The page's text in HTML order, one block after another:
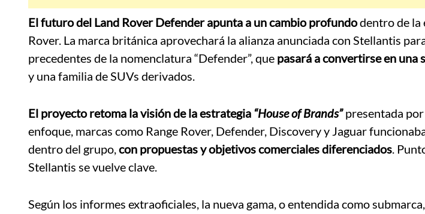
El futuro del Land Rover Defender apunta a un cambio profundodentro de la
Rover. La marca británica aprovechará la alianza anunciada con Stellantis
precedentes de la nomenclatura “Defender”, que pasará a convertirse en una
y una familia de SUVs derivados.
El proyecto retoma la visión de la estrategia “House of Brands”presentada por
enfoque, marcas como Range Rover, Defender, Discovery y Jaguar
dentro del grupo,con propuestas y objetivos comerciales diferenciados.
Stellantis se vuelve clave.
Según los informes extraoficiales, la nueva gama, o entendida como